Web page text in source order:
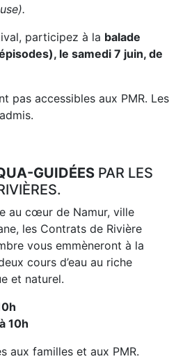
participez à la balade
le samedi 7 juin, de
pas accessibles aux PMR. Les
GUIDÉES PAR LES
au cœur de Namur, ville
les Contrats de Rivière
vous emmèneront à la
cours d’eau au riche
et naturel.
10h
aux familles et aux PMR.